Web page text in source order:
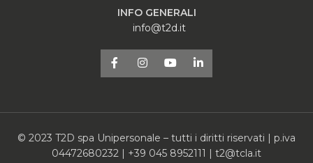
INFO GENERALI
info@t2d.it
© 2023 T2D spa Unipersonale – tutti i diritti riservati | p.iva
04472680232 | +39 045 8952111 | t2@tcla.it